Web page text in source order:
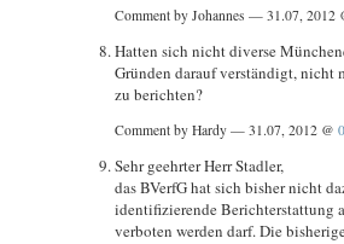
Comment by Johannes — 31.07, 2012
Hatten sich nicht diverse
Gründen darauf verständigt, nicht
zu berichten?
Comment by Hardy — 31.07, 2012 @
Sehr geehrter Herr Stadler,
das BVerfG hat sich bisher nicht
identifizierende Berichterstattung
verboten werden darf. Die